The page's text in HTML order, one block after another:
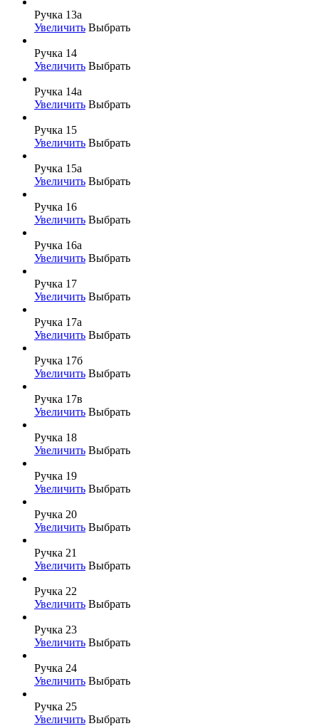
Ручка 13а
Увеличить Выбрать
Ручка 14
Увеличить Выбрать
Ручка 14а
Увеличить Выбрать
Ручка 15
Увеличить Выбрать
Ручка 15а
Увеличить Выбрать
Ручка 16
Увеличить Выбрать
Ручка 16а
Увеличить Выбрать
Ручка 17
Увеличить Выбрать
Ручка 17а
Увеличить Выбрать
Ручка 17б
Увеличить Выбрать
Ручка 17в
Увеличить Выбрать
Ручка 18
Увеличить Выбрать
Ручка 19
Увеличить Выбрать
Ручка 20
Увеличить Выбрать
Ручка 21
Увеличить Выбрать
Ручка 22
Увеличить Выбрать
Ручка 23
Увеличить Выбрать
Ручка 24
Увеличить Выбрать
Ручка 25
Увеличить Выбрать